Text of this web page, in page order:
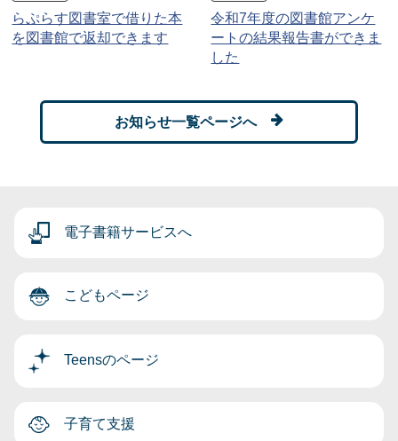
らぷらす図書室で借りた本
を図書館で返却できます
令和7年度の図書館アンケ
ートの結果報告書ができま
した
お知らせ一覧ページへ
電子書籍サービスへ
こどもページ
Teensのページ
子育て支援